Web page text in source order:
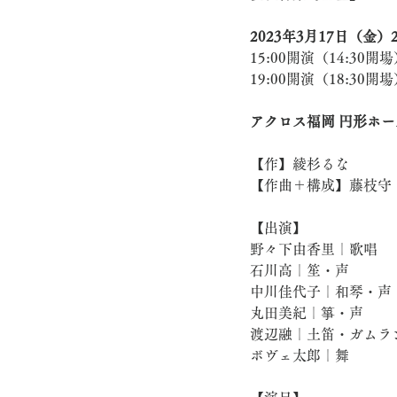
2023年3月17日（金）
15:00開演（14:30開場
19:00開演（18:30開場
アクロス福岡 円形ホ
【作】綾杉るな
【作曲＋構成】藤枝守
【出演】
野々下由香里｜歌唱
石川高｜笙・声
中川佳代子｜和琴・声
丸田美紀｜箏・声
渡辺融｜土笛・ガムラ
ボヴェ太郎｜舞